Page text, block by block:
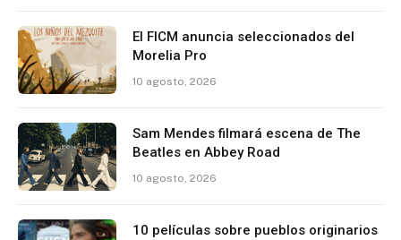
El FICM anuncia seleccionados del
Morelia Pro
10 agosto, 2026
Sam Mendes filmará escena de The
Beatles en Abbey Road
10 agosto, 2026
10 películas sobre pueblos originarios